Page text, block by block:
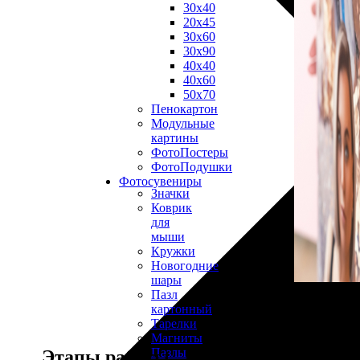
30х40
20х45
30х60
30х90
40х40
40х60
50х70
Пенокартон
Модульные
картины
ФотоПостеры
ФотоПодушки
Фотоcувениры
Значки
Коврик
для
мыши
Кружки
Новогодние
шары
Пазл
картонный
Тарелки
Магниты
Пазлы